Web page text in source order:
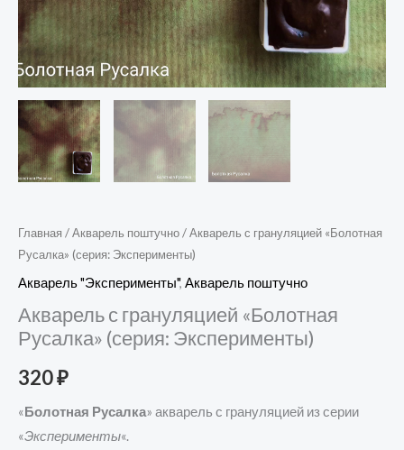
Главная /Акварель поштучно/ Акварель с грануляцией «Болотная
Русалка» (серия: Эксперименты)
Акварель "Эксперименты", Акварель поштучно
Акварель с грануляцией «Болотная
Русалка» (серия: Эксперименты)
320₽
«Болотная Русалка» акварель с грануляцией из серии
«Эксперименты«.